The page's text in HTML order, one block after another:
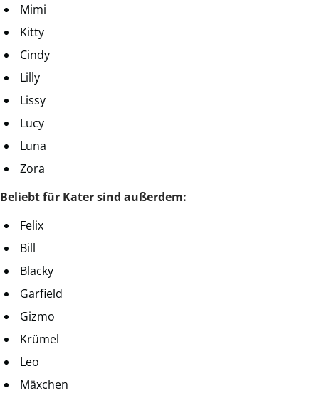
Mimi
Kitty
Cindy
Lilly
Lissy
Lucy
Luna
Zora
Beliebt für Kater sind außerdem:
Felix
Bill
Blacky
Garfield
Gizmo
Krümel
Leo
Mäxchen